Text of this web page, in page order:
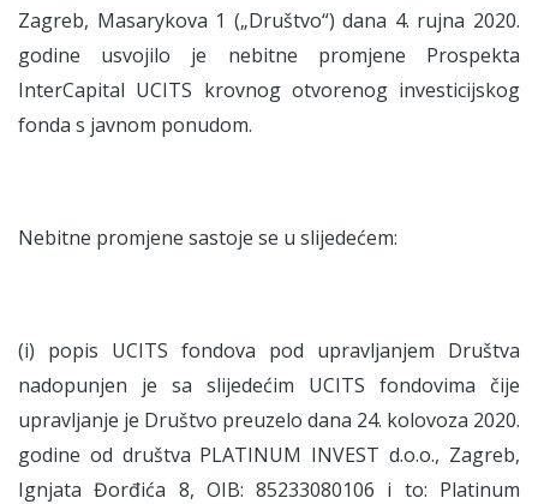
Zagreb, Masarykova 1 („Društvo“) dana 4. rujna 2020.
godine usvojilo je nebitne promjene Prospekta
InterCapital UCITS krovnog otvorenog investicijskog
fonda s javnom ponudom.
Nebitne promjene sastoje se u slijedećem:
(i) popis UCITS fondova pod upravljanjem Društva
nadopunjen je sa slijedećim UCITS fondovima čije
upravljanje je Društvo preuzelo dana 24. kolovoza 2020.
godine od društva PLATINUM INVEST d.o.o., Zagreb,
Ignjata Đorđića 8, OIB: 85233080106 i to: Platinum